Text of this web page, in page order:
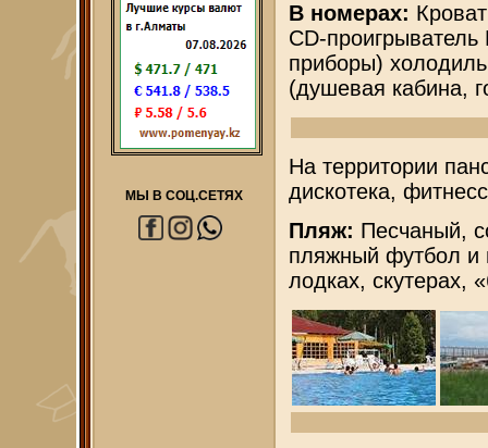
МЫ В СОЦ.СЕТЯХ
В номерах:
CD-
приборы)
(душевая кабина,
На территории
дискотека,
Пляж: Песчаный,
пляжный футбол и
лодках, скутерах,